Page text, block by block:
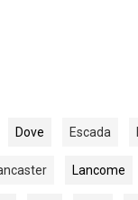
Dove Escada
Lancome